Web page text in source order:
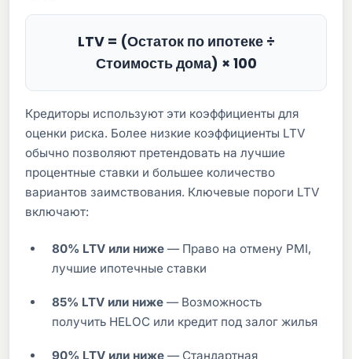
LTV = (Остаток по ипотеке ÷
Стоимость дома) × 100
Кредиторы используют эти коэффициенты для
оценки риска. Более низкие коэффициенты LTV
обычно позволяют претендовать на лучшие
процентные ставки и большее количество
вариантов заимствования. Ключевые пороги LTV
включают:
80% LTV или ниже — Право на отмену PMI,
лучшие ипотечные ставки
85% LTV или ниже — Возможность
получить HELOC или кредит под залог жилья
90% LTV или ниже — Стандартная